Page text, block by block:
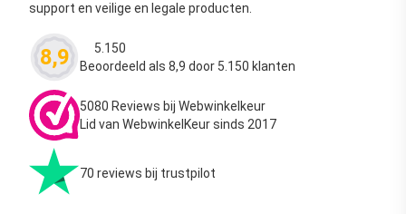
support en veilige en legale producten.
8,9 Waardering
5.150
Beoordeeld als 8,9 door 5.150 klanten
5080 Reviews bij Webwinkelkeur
Lid van WebwinkelKeur sinds 2017
70 reviews bij trustpilot